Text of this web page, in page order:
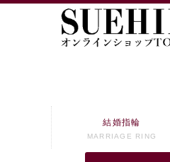
結婚指輪
MARRIAGE RING